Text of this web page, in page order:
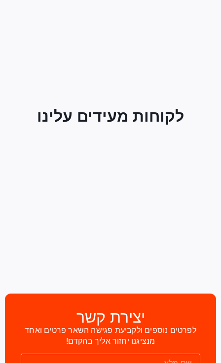
לקוחות מעידים עלינו
יצירת קשר
לפרטים נוספים ולקביעת פגישה השאר פרטים ואחד
מנציגנו יחזור אליך בהקדם!